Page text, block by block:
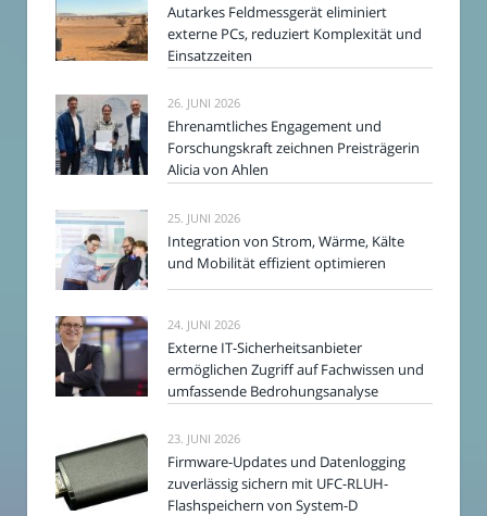
Autarkes Feldmessgerät eliminiert
externe PCs, reduziert Komplexität und
Einsatzzeiten
26. JUNI 2026
Ehrenamtliches Engagement und
Forschungskraft zeichnen Preisträgerin
Alicia von Ahlen
25. JUNI 2026
Integration von Strom, Wärme, Kälte
und Mobilität effizient optimieren
24. JUNI 2026
Externe IT-Sicherheitsanbieter
ermöglichen Zugriff auf Fachwissen und
umfassende Bedrohungsanalyse
23. JUNI 2026
Firmware-Updates und Datenlogging
zuverlässig sichern mit UFC-RLUH-
Flashspeichern von System-D